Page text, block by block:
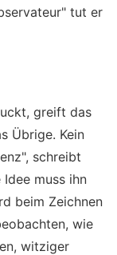
tut er
greift das
Übrige. Kein
schreibt
Idee muss ihn
beim Zeichnen
wie
witziger